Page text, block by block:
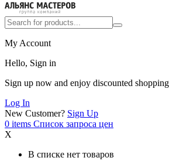
My Account
Hello, Sign in
Sign up now and enjoy discounted
Log In
New Customer? Sign Up
0 items Список запроса цен
X
В списке нет товаров